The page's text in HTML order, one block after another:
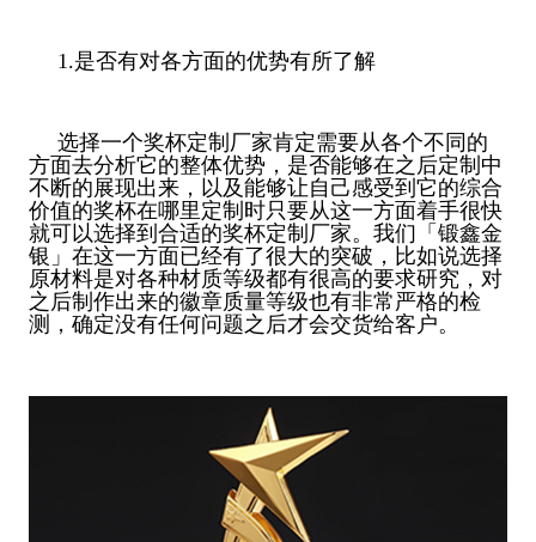
1.是否有对各方面的优势有所了解
选择一个奖杯定制厂家肯定需要从各个不同的
方面去分析它的整体优势，是否能够在之后定制中
不断的展现出来，以及能够让自己感受到它的综合
价值的奖杯在哪里定制时只要从这一方面着手很快
就可以选择到合适的奖杯定制厂家。我们「锻鑫金
银」在这一方面已经有了很大的突破，比如说选择
原材料是对各种材质等级都有很高的要求研究，对
之后制作出来的徽章质量等级也有非常严格的检
测，确定没有任何问题之后才会交货给客户。